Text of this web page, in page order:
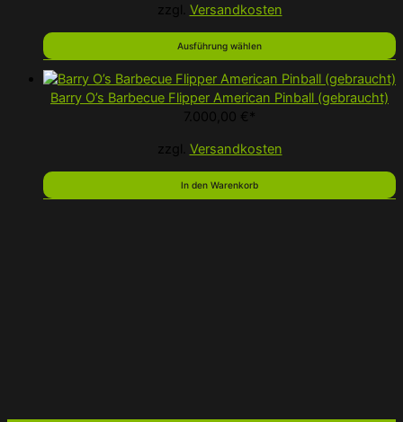
zzgl. Versandkosten
Ausführung wählen
Barry O’s Barbecue Flipper American Pinball (gebraucht)
7.000,00 € *
zzgl. Versandkosten
In den Warenkorb